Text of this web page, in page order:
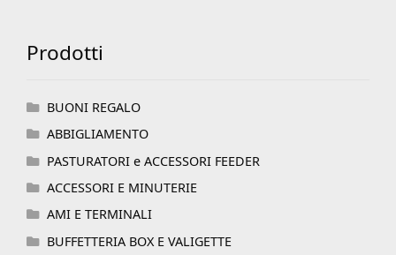
Prodotti
BUONI REGALO
ABBIGLIAMENTO
PASTURATORI e ACCESSORI FEEDER
ACCESSORI E MINUTERIE
AMI E TERMINALI
BUFFETTERIA BOX E VALIGETTE